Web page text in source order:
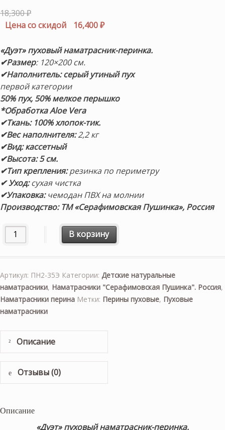
18,300₽Первоначальная
цена
18,300 ₽.
Цена со скидой 16,400₽Текущая
16,400 ₽.
«Дуэт» пуховый наматрасник-перинка.
✔Размер: 120×200 см.
✔Наполнитель: серый утиный пух
первой категории
50% пух, 50% мелкое перышко
*Обработка Aloe Vera
✔Ткань: 100% хлопок-тик.
✔Вес наполнителя:2,2 кг
✔Вид: кассетный
✔Высота: 5 см.
✔Тип крепления:резинка по периметру
✔ Уход:сухая чистка
✔Упаковка:чемодан ПВХ на молнии
Производство: ТМ «Серафимовская Пушинка», Россия
Количество товара Пуховый наматрасник-перинка
В корзину
Артикул: ПН2-35Э Категории: Детские натуральные
наматрасники, Наматрасники "Серафимовская Пушинка". Россия,
Наматрасники перина Метки: Перины пуховые, Пуховые
наматрасники
Описание
Отзывы (0)
Описание
«Дуэт» пуховый наматрасник-перинка.